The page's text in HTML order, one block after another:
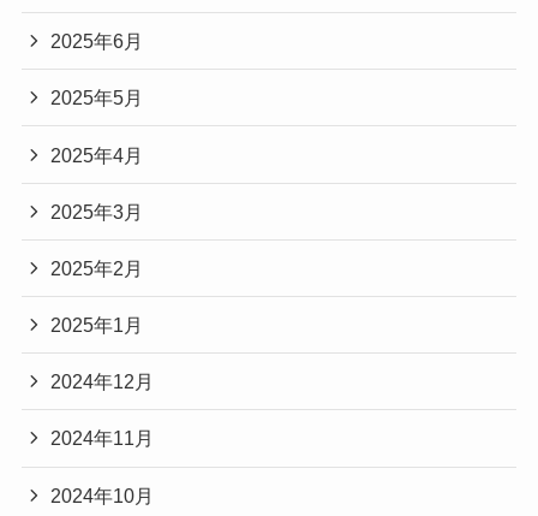
2025年6月
2025年5月
2025年4月
2025年3月
2025年2月
2025年1月
2024年12月
2024年11月
2024年10月